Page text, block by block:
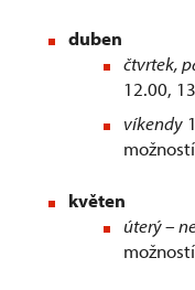
duben
čtvrtek,
12.00,
víkendy
květen
úterý –